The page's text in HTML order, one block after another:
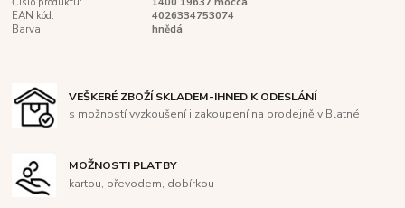
EAN kód:
4026334753074
Barva:
hnědá
VEŠKERÉ ZBOŽÍ SKLADEM-IHNED K ODESLÁNÍ
s možností vyzkoušení i zakoupení na prodejně v Blatné
MOŽNOSTI PLATBY
kartou, převodem, dobírkou